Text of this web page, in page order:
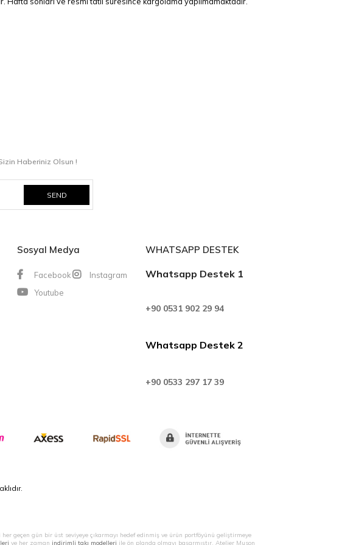
Haberiniz Olsun !
SEND
Sosyal Medya
Facebook
Instagram
Youtube
WHATSAPP DESTEK
Whatsapp Destek 1
+90 0531 902 29 94
Whatsapp Destek 2
+90 0533 297 17 39
geçen gün bir üst seviyeye çıkarmayı hedef edinmiş ve ürün portföyünü geliştirmeye
ve her zaman indirimli takı modelleri ile ön planda olmayı başarmıştır. Atelier Muson